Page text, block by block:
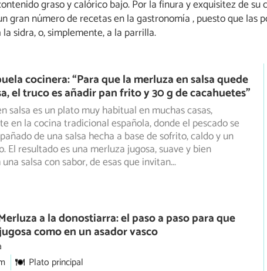
graso y calórico bajo. Por la finura y exquisitez de su
gran número de recetas en la gastronomía , puesto que las
sidra, o, simplemente, a la parrilla.
cocinera: “Para que la merluza en salsa quede
el truco es añadir pan frito y 30 g de cacahuetes”
salsa es un plato muy habitual en muchas casas,
en la cocina tradicional española, donde el pescado se
de una salsa hecha a base de sofrito, caldo y un
El resultado es una merluza jugosa, suave y bien
salsa con sabor, de esas que invitan...
a la donostiarra: el paso a paso para que
como en un asador vasco
Plato principal